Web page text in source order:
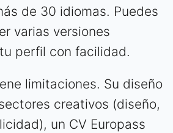
de 30 idiomas. Puedes
varias versiones
perfil con facilidad.
limitaciones. Su diseño
creativos (diseño,
un CV Europass